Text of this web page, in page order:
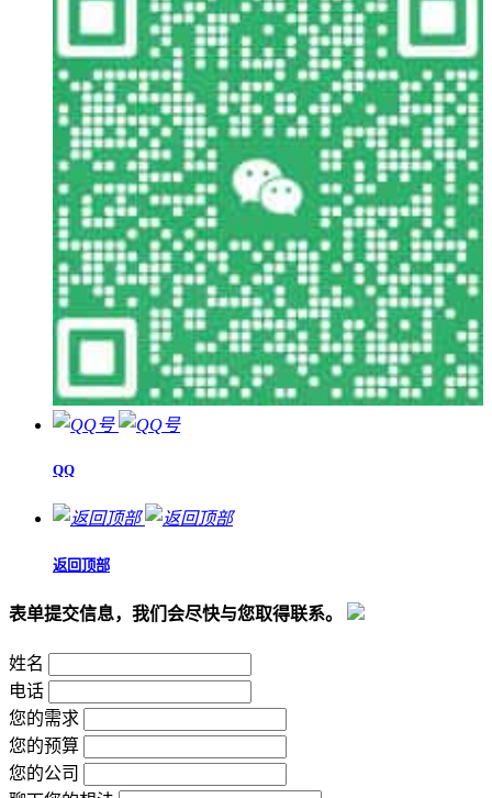
QQ
返回顶部
表单提交信息，我们会尽快与您取得联系。
姓名
电话
您的需求
您的预算
您的公司